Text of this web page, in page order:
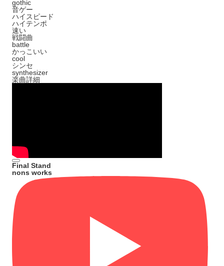
gothic
音ゲー
ハイスピード
ハイテンポ
速い
戦闘曲
battle
かっこいい
cool
シンセ
synthesizer
楽曲詳細
Final Stand
nons works